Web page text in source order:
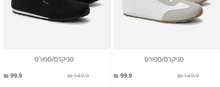
סניקרס/ספורט
99.9 ₪ 149.9 ₪
סניקרס/ספורט
99.9 ₪ 149.9 ₪